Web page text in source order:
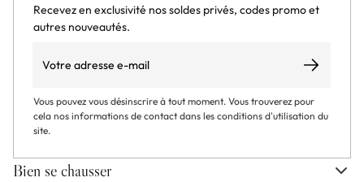
Recevez en exclusivité nos soldes privés, codes promo et
autres nouveautés.
S’abonner
Vous pouvez vous désinscrire à tout moment. Vous trouverez pour
cela nos informations de contact dans les conditions d'utilisation du
site.
Bien se chausser